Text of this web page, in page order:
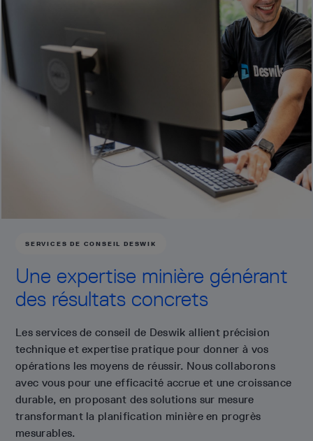
SERVICES DE CONSEIL DESWIK
Une expertise minière générant
des résultats concrets
Les services de conseil de Deswik allient précision
technique et expertise pratique pour donner à vos
opérations les moyens de réussir. Nous collaborons
avec vous pour une efficacité accrue et une croissance
durable, en proposant des solutions sur mesure
transformant la planification minière en progrès
mesurables.